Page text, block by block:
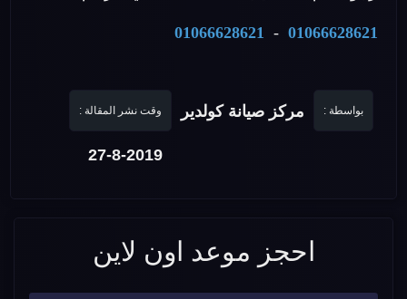
01066628621
-
01066628621
بواسطة : مركز صيانة كولدير وقت نشر المقالة :
27-8-2019
احجز موعد اون لاين